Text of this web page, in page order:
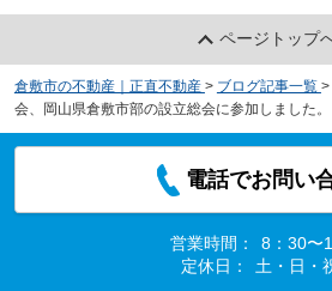
ページトップ
倉敷市の不動産｜正直不動産 > ブログ記事一覧 >
会、岡山県倉敷市部の設立総会に参加しました。
電話でお問い
営業時間：
8：30〜
定休日：
土・日・